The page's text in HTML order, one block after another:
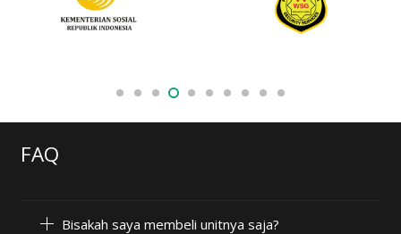
FAQ
Bisakah saya membeli unitnya saja?